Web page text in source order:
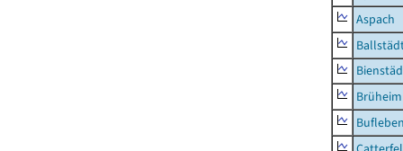
Aspach
Brüheim